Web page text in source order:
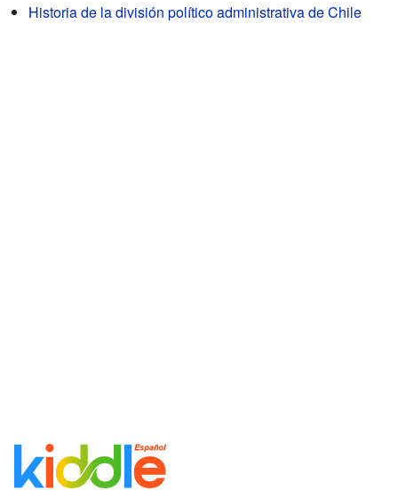
Historia de la división político administrativa de Chile